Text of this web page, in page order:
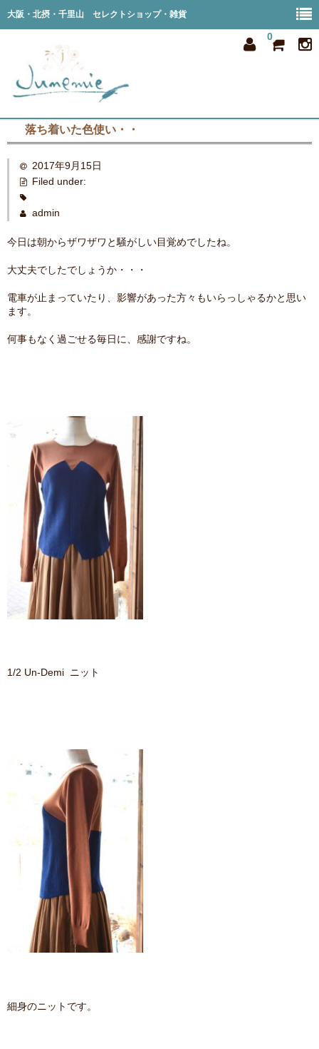
大阪・北摂・千里山 セレクトショップ・雑貨
0
home
all item
member
blog
落ち着いた色使い・・
2017年9月15日
Filed under:
admin
今日は朝からザワザワと騒がしい目覚めでしたね。
大丈夫でしたでしょうか・・・
電車が止まっていたり、影響があった方々もいらっしゃるかと思い
ます。
何事もなく過ごせる毎日に、感謝ですね。
1/2 Un-Demi ニット
細身のニットです。